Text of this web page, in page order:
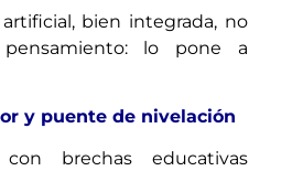
bien integrada, no
lo pone a
y puente de nivelación
brechas educativas